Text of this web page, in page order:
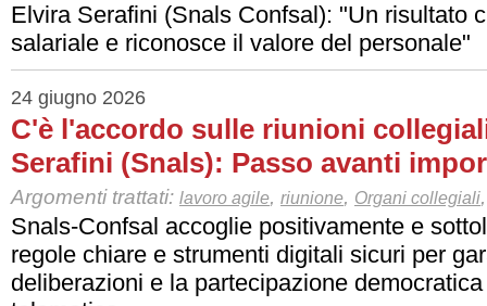
Elvira Serafini (Snals Confsal): "Un risultato
salariale e riconosce il valore del personale"
24 giugno 2026
C'è l'accordo sulle riunioni
Serafini (Snals): Passo avanti
Argomenti trattati: lavoro agile, riunione, Organi collegiali,
Snals-Confsal accoglie positivamente e
regole chiare e strumenti digitali sicuri per
deliberazioni e la partecipazione